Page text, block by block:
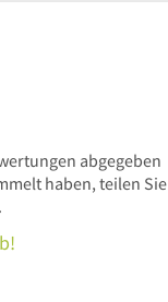
abgegeben
haben, teilen Sie